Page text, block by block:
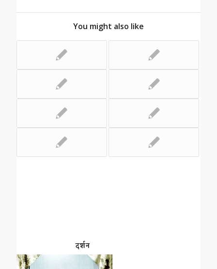
You might also like
दर्शन